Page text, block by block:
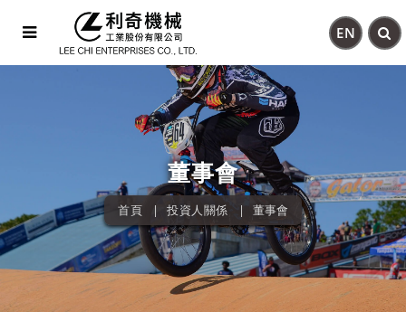
EN
董事會
首頁 投資人關係 董事會